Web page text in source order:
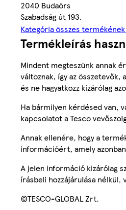
2040 Budaörs
Szabadság út 193.
Kategória összes
Termékleírás
Mindent megteszünk annak
változnak, így az
és ne hagyatkozz kizárólag
Ha bármilyen kérdésed van,
kapcsolatot a Tesco
Annak ellenére, hogy a
információért, amely
A jelen információ kizárólag
írásbeli hozzájárulása
©TESCO-GLOBAL Zrt.